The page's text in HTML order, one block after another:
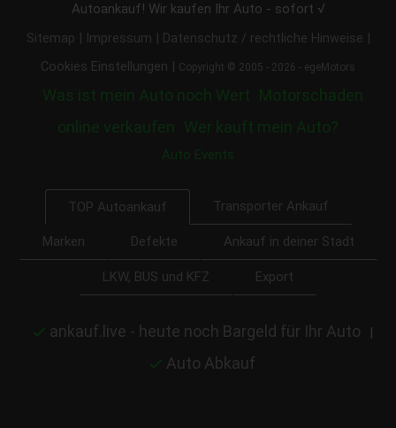
Autoankauf! Wir kaufen Ihr Auto - sofort √
Sitemap Impressum Datenschutz / rechtliche Hinweise
Cookies Einstellungen Copyright © 2005 - 2026 - egeMotors
Was ist mein Auto noch Wert Motorschaden
online verkaufen
Wer kauft mein Auto?
Auto Events
TOP Autoankauf Transporter Ankauf
Marken Defekte Ankauf in deiner Stadt
LKW, BUS und KFZ Export
ankauf.live - heute noch Bargeld für Ihr Auto
Auto Abkauf